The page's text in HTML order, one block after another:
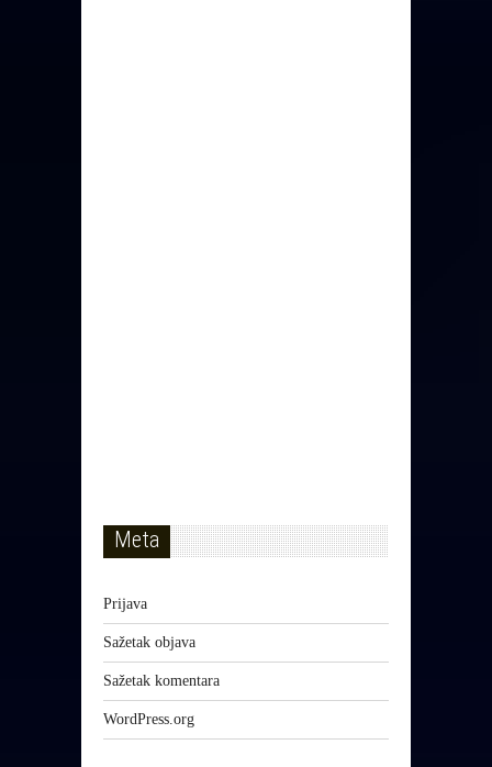
Meta
Prijava
Sažetak objava
Sažetak komentara
WordPress.org